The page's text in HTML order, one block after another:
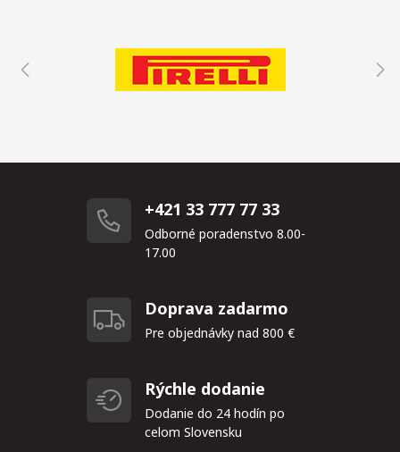
+421 33 777 77 33
Odborné poradenstvo 8.00-
17.00
Doprava zadarmo
Pre objednávky nad 800 €
Rýchle dodanie
Dodanie do 24 hodín po
celom Slovensku